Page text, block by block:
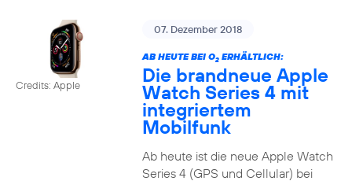
Credits: Apple
07. Dezember 2018
AB HEUTE BEI O2ERHÄLTLICH:
Die brandneue Apple
Watch Series 4 mit
integriertem
Mobilfunk
Ab heute ist die neue Apple Watch
Series 4 (GPS und Cellular) bei